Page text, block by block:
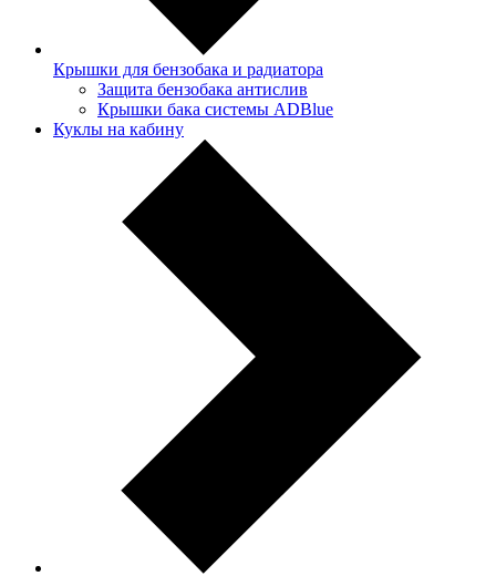
Крышки для бензобака и радиатора
Защита бензобака антислив
Крышки бака системы ADBlue
Куклы на кабину